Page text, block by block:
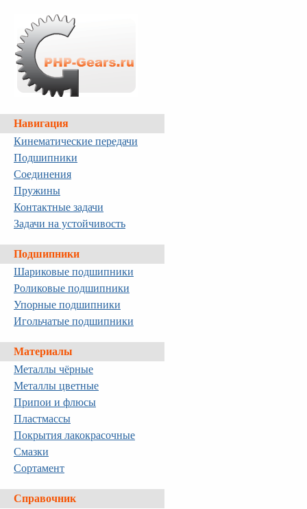
Навигация
Кинематические передачи
Подшипники
Соединения
Пружины
Контактные задачи
Задачи на устойчивость
Подшипники
Шариковые подшипники
Роликовые подшипники
Упорные подшипники
Игольчатые подшипники
Материалы
Металлы чёрные
Металлы цветные
Припои и флюсы
Пластмассы
Покрытия лакокрасочные
Смазки
Сортамент
Справочник